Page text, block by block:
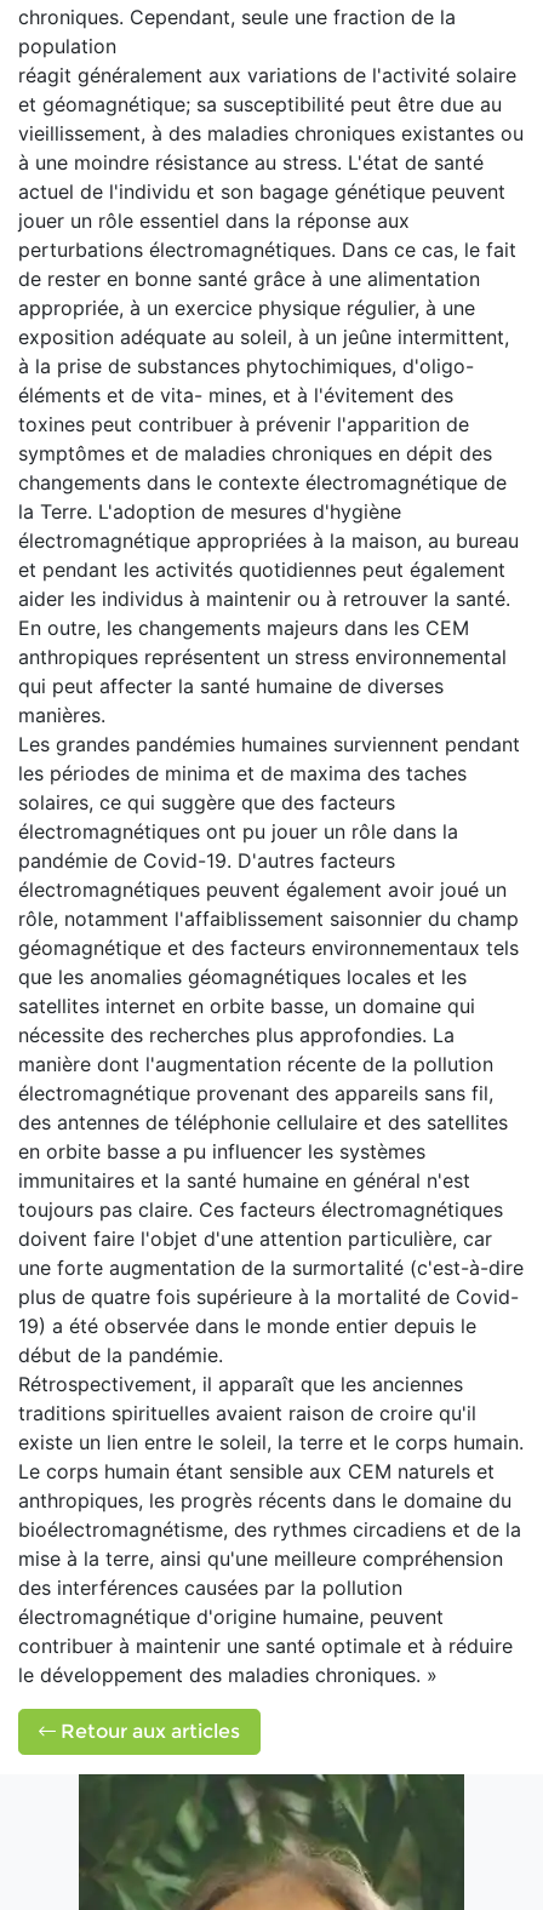
chroniques. Cependant, seule une fraction de la
population
réagit généralement aux variations de l'activité solaire
et géomagnétique; sa susceptibilité peut être due au
vieillissement, à des maladies chroniques existantes ou
à une moindre résistance au stress. L'état de santé
actuel de l'individu et son bagage génétique peuvent
jouer un rôle essentiel dans la réponse aux
perturbations électromagnétiques. Dans ce cas, le fait
de rester en bonne santé grâce à une alimentation
appropriée, à un exercice physique régulier, à une
exposition adéquate au soleil, à un jeûne intermittent,
à la prise de substances phytochimiques, d'oligo-
éléments et de vita- mines, et à l'évitement des
toxines peut contribuer à prévenir l'apparition de
symptômes et de maladies chroniques en dépit des
changements dans le contexte électromagnétique de
la Terre. L'adoption de mesures d'hygiène
électromagnétique appropriées à la maison, au bureau
et pendant les activités quotidiennes peut également
aider les individus à maintenir ou à retrouver la santé.
En outre, les changements majeurs dans les CEM
anthropiques représentent un stress environnemental
qui peut affecter la santé humaine de diverses
manières.
Les grandes pandémies humaines surviennent pendant
les périodes de minima et de maxima des taches
solaires, ce qui suggère que des facteurs
électromagnétiques ont pu jouer un rôle dans la
pandémie de Covid-19. D'autres facteurs
électromagnétiques peuvent également avoir joué un
rôle, notamment l'affaiblissement saisonnier du champ
géomagnétique et des facteurs environnementaux tels
que les anomalies géomagnétiques locales et les
satellites internet en orbite basse, un domaine qui
nécessite des recherches plus approfondies. La
manière dont l'augmentation récente de la pollution
électromagnétique provenant des appareils sans fil,
des antennes de téléphonie cellulaire et des satellites
en orbite basse a pu influencer les systèmes
immunitaires et la santé humaine en général n'est
toujours pas claire. Ces facteurs électromagnétiques
doivent faire l'objet d'une attention particulière, car
une forte augmentation de la surmortalité (c'est-à-dire
plus de quatre fois supérieure à la mortalité de Covid-
19) a été observée dans le monde entier depuis le
début de la pandémie.
Rétrospectivement, il apparaît que les anciennes
traditions spirituelles avaient raison de croire qu'il
existe un lien entre le soleil, la terre et le corps humain.
Le corps humain étant sensible aux CEM naturels et
anthropiques, les progrès récents dans le domaine du
bioélectromagnétisme, des rythmes circadiens et de la
mise à la terre, ainsi qu'une meilleure compréhension
des interférences causées par la pollution
électromagnétique d'origine humaine, peuvent
contribuer à maintenir une santé optimale et à réduire
le développement des maladies chroniques. »
Retour aux articles